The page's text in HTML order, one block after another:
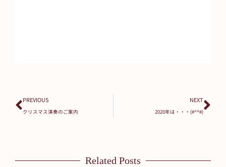
PREVIOUS
クリスマス演奏のご案内
NEXT
2020年は・・・(#^^#)
Related Posts